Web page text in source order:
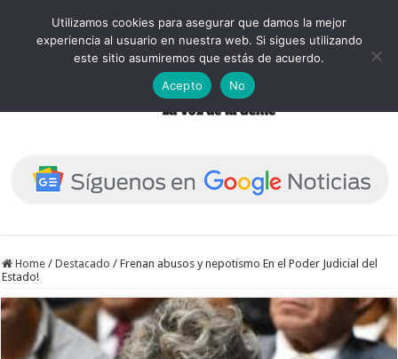
Home / Destacado / Frenan abusos y nepotismo En el Poder Judicial del
Estado!
Utilizamos cookies para asegurar que damos la mejor
experiencia al usuario en nuestra web. Si sigues utilizando
este sitio asumiremos que estás de acuerdo.
Acepto
No